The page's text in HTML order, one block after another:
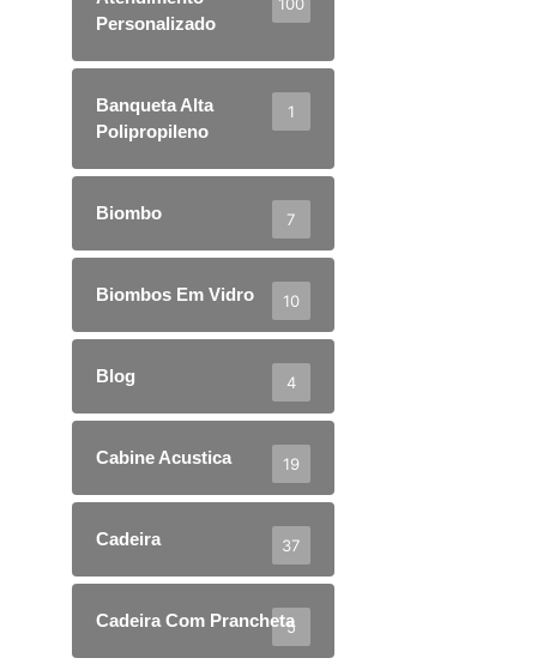
Personalizado
Banqueta Alta
Polipropileno
1
Biombo 7
Biombos Em Vidro 10
Blog 4
Cabine Acustica 19
Cadeira 37
Cadeira Com Prancheta
5